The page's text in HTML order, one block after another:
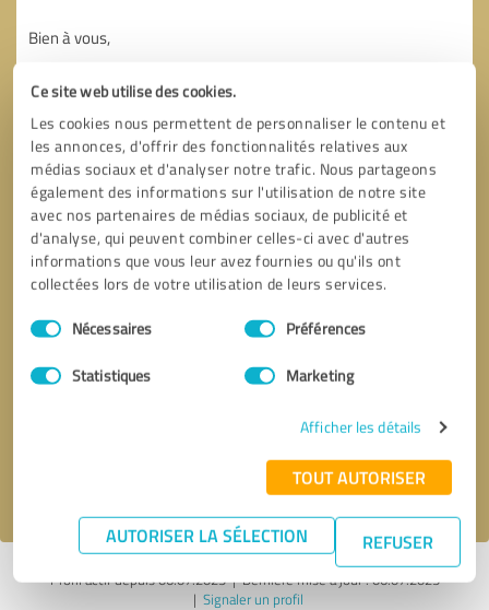
Ce site web utilise des cookies.
Les cookies nous permettent de personnaliser le contenu et
les annonces, d'offrir des fonctionnalités relatives aux
médias sociaux et d'analyser notre trafic. Nous partageons
également des informations sur l'utilisation de notre site
avec nos partenaires de médias sociaux, de publicité et
d'analyse, qui peuvent combiner celles-ci avec d'autres
informations que vous leur avez fournies ou qu'ils ont
collectées lors de votre utilisation de leurs services.
Sélection
du
Nécessaires Préférences
Statistiques Marketing
Afficher les détails
TOUT AUTORISER
AUTORISER LA SÉLECTION REFUSER
Demander d'être rappelé * champs obligatoires
Envoyer un message
J'accepte la politique de confidentialité de.
Profil actif depuis 06.07.2025 |Dernière mise à jour : 06.07.2025
| Signaler un profil